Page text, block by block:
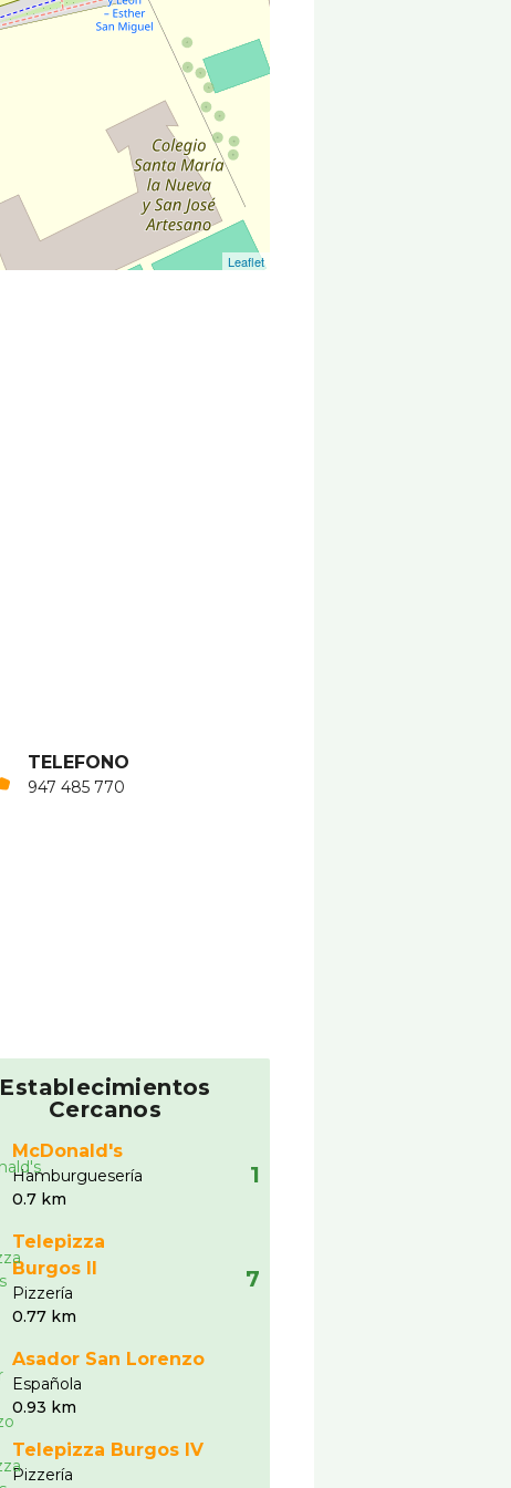
Leaflet
TELEFONO
947 485 770
Establecimientos
Cercanos
McDonald's
Hamburgueserí­a
0.7 km
1
Telepizza
Burgos II
Pizzerí­a
0.77 km
7
Asador San Lorenzo
Española
0.93 km
Telepizza Burgos IV
Pizzerí­a